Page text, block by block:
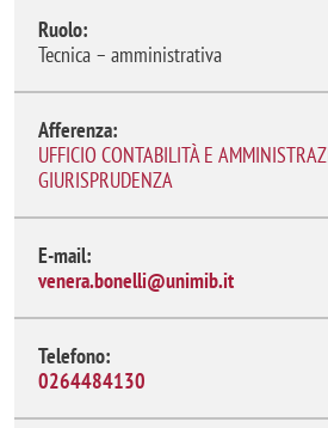
Ruolo:
Tecnica – amministrativa
Afferenza:
UFFICIO CONTABILITÀ E
GIURISPRUDENZA
E-mail:
venera.bonelli@unimib.it
Telefono:
0264484130